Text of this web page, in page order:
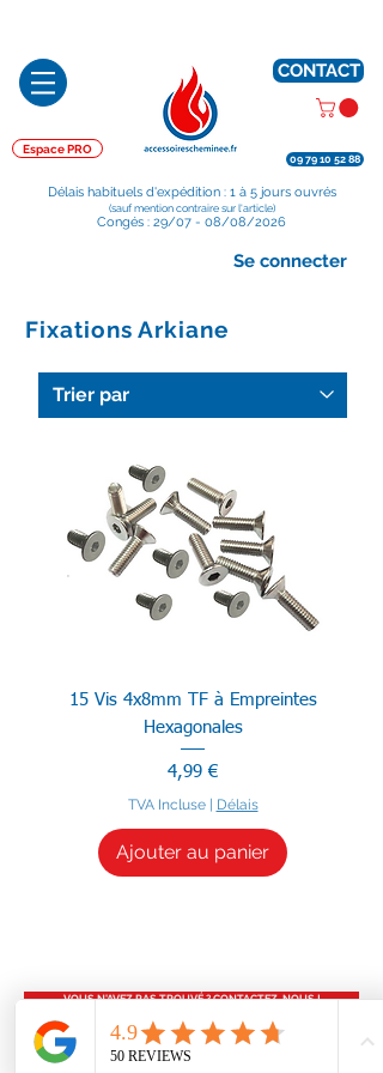
Espace PRO
CONTACT
09 79 10 52 88
Délais habituels d'expédition : 1 à 5 jours ouvrés
(sauf mention contraire sur l'article)
Congés : 29/07 - 08/08/2026
Se connecter
Fixations Arkiane
15 Vis 4x8mm TF à Empreintes
Hexagonales
Prix
4,99 €
TVA Incluse| Délais
Ajouter au panier
VOUS N'AVEZ PAS TROUVÉ ? CONTACTEZ-NOUS !